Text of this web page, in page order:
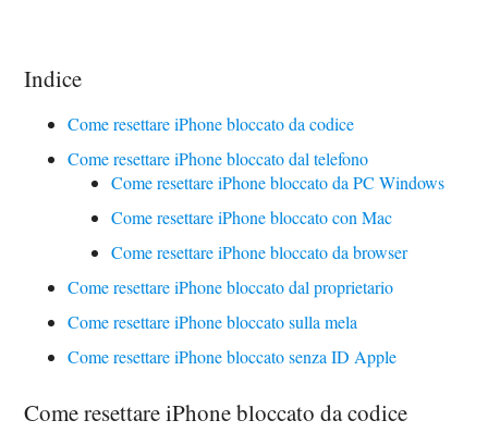
Indice
Come resettare iPhone bloccato da codice
Come resettare iPhone bloccato dal telefono
Come resettare iPhone bloccato da PC Windows
Come resettare iPhone bloccato con Mac
Come resettare iPhone bloccato da browser
Come resettare iPhone bloccato dal proprietario
Come resettare iPhone bloccato sulla mela
Come resettare iPhone bloccato senza ID Apple
Come resettare iPhone bloccato da codice